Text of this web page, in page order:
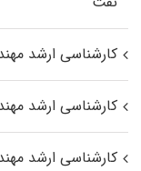
کارشناسی ارشد
کارشناسی ارشد
کارشناسی ارشد